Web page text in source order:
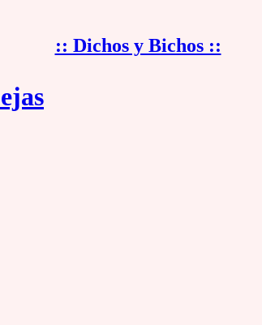
:: Dichos y Bichos ::